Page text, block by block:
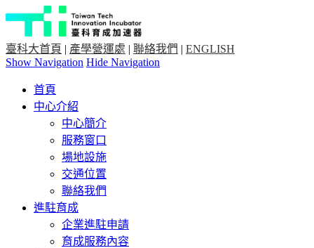
臺科大首頁 | 產學營運處 | 聯絡我們 | ENGLISH
Show Navigation Hide Navigation
首頁
中心介紹
中心簡介
服務窗口
場地設施
交通位置
聯絡我們
進駐育成
企業進駐申請
育成服務內容